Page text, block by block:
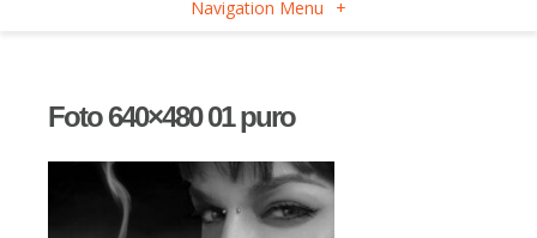
Navigation Menu +
Foto 640×480 01 puro